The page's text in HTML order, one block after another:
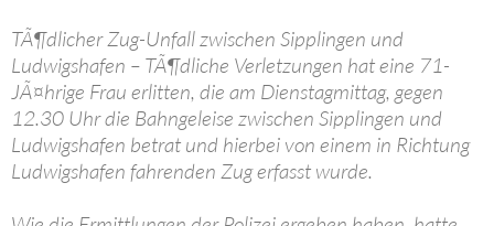
TÃ¶dlicher Zug-Unfall zwischen Sipplingen und
Ludwigshafen – TÃ¶dliche Verletzungen hat eine 71-
JÃ¤hrige Frau erlitten, die am Dienstagmittag, gegen
12.30 Uhr die Bahngeleise zwischen Sipplingen und
Ludwigshafen betrat und hierbei von einem in Richtung
Ludwigshafen fahrenden Zug erfasst wurde.